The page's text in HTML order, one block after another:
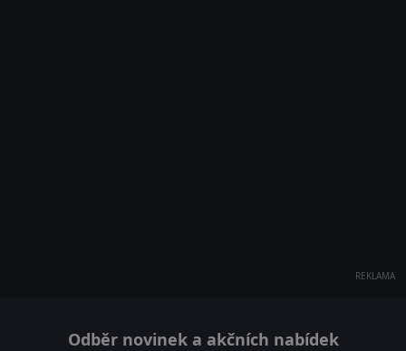
REKLAMA
Odběr novinek a akčních nabídek